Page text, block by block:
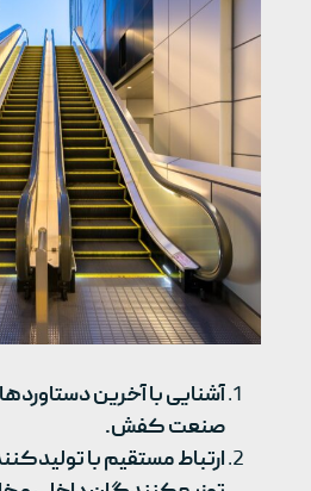
آشنایی با آخرین
صنعت کفش.
ارتباط مستقیم با